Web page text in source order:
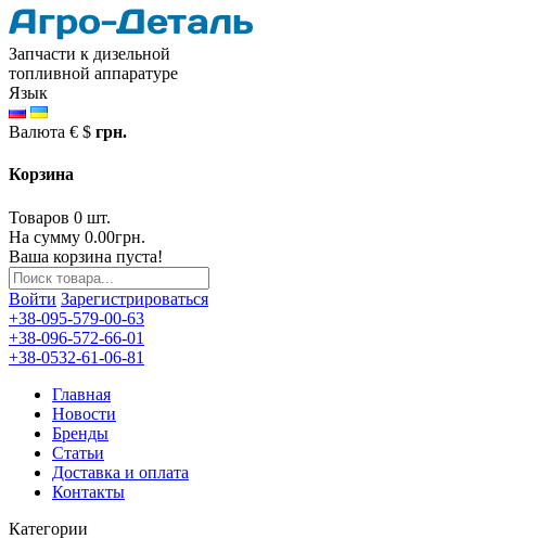
Запчасти к дизельной
топливной аппаратуре
Язык
Валюта € $ грн.
Корзина
Товаров 0 шт.
На сумму 0.00грн.
Ваша корзина пуста!
Войти Зарегистрироваться
+38-095-579-00-63
+38-096-572-66-01
+38-0532-61-06-81
Главная
Новости
Бренды
Статьи
Доставка и оплата
Контакты
Категории